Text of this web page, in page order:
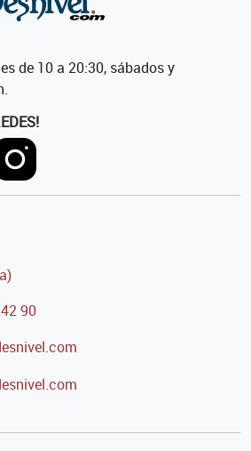
de 10 a 20:30, sábados y
90